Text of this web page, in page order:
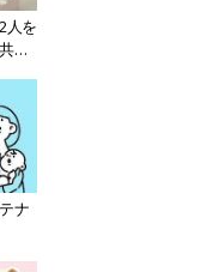
人を
感
ナ